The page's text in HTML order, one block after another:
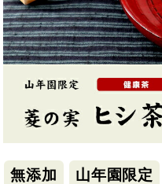
無添加 山年園限定